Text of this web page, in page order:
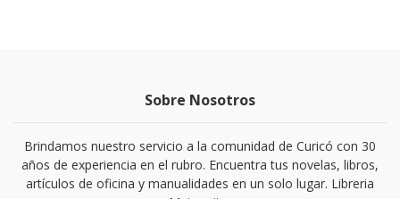
Sobre Nosotros
Brindamos nuestro servicio a la comunidad de Curicó con 30
años de experiencia en el rubro. Encuentra tus novelas, libros,
artículos de oficina y manualidades en un solo lugar. Libreria